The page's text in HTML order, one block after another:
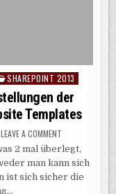
SHAREPOINT 2013
der
Templates
LEAVE A COMMENT
2013
NEUE
EINSTELLUNGEN
DER
2 mal überlegt,
man kann sich
ist sich sicher die